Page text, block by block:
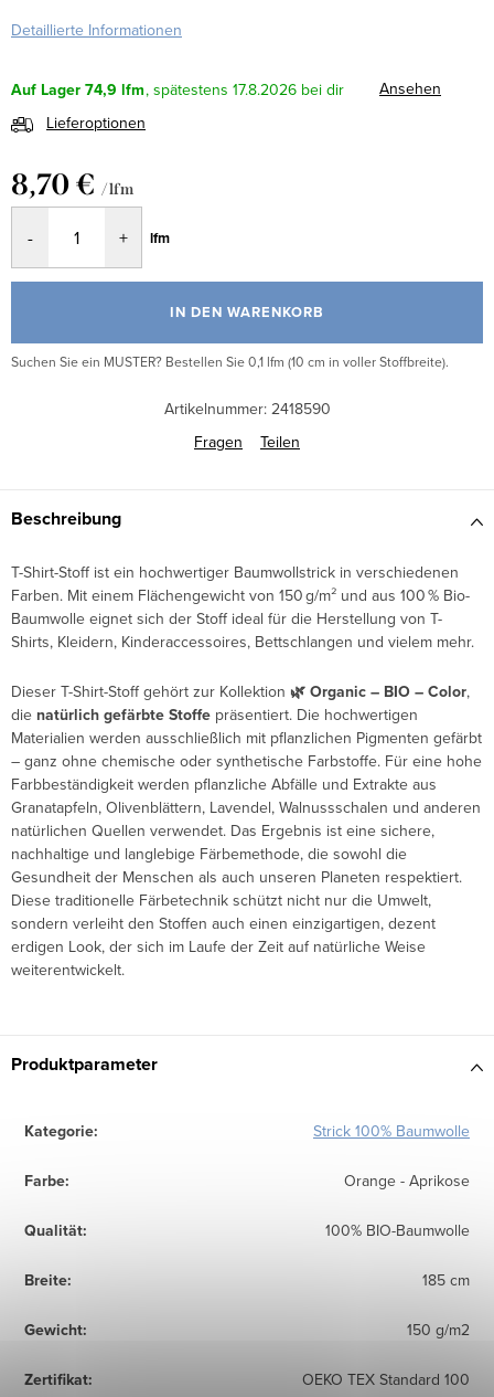
Detaillierte Informationen
Auf Lager74,9 lfm 17.8.2026
Ansehen
Lieferoptionen
8,70 € / lfm
lfm
IN DEN WARENKORB
Suchen Sie ein MUSTER? Bestellen Sie 0,1 lfm (10 cm in voller Stoffbreite).
Artikelnummer: 2418590
Fragen
Teilen
Beschreibung
T-Shirt-Stoff ist ein hochwertiger Baumwollstrick in verschiedenen
Farben. Mit einem Flächengewicht von 150 g/m² und aus 100 % Bio-
Baumwolle eignet sich der Stoff ideal für die Herstellung von T-
Shirts, Kleidern, Kinderaccessoires, Bettschlangen und vielem mehr.
Dieser T-Shirt-Stoff gehört zur Kollektion 🌿 Organic – BIO – Color,
die natürlich gefärbte Stoffe präsentiert. Die hochwertigen
Materialien werden ausschließlich mit pflanzlichen Pigmenten gefärbt
– ganz ohne chemische oder synthetische Farbstoffe. Für eine hohe
Farbbeständigkeit werden pflanzliche Abfälle und Extrakte aus
Granatapfeln, Olivenblättern, Lavendel, Walnussschalen und anderen
natürlichen Quellen verwendet. Das Ergebnis ist eine sichere,
nachhaltige und langlebige Färbemethode, die sowohl die
Gesundheit der Menschen als auch unseren Planeten respektiert.
Diese traditionelle Färbetechnik schützt nicht nur die Umwelt,
sondern verleiht den Stoffen auch einen einzigartigen, dezent
erdigen Look, der sich im Laufe der Zeit auf natürliche Weise
weiterentwickelt.
Produktparameter
Kategorie: Strick 100% Baumwolle
Farbe: Orange - Aprikose
Qualität: 100% BIO-Baumwolle
Breite: 185 cm
Gewicht: 150 g/m2
Zertifikat: OEKO TEX Standard 100